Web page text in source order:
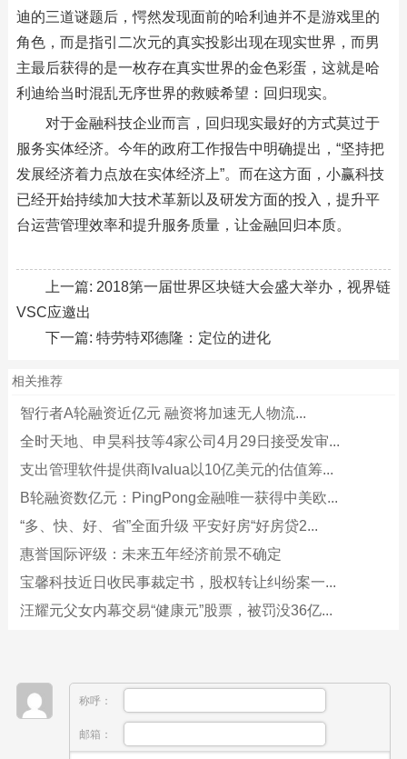
迪的三道谜题后，愕然发现面前的哈利迪并不是游戏里的
角色，而是指引二次元的真实投影出现在现实世界，而男
主最后获得的是一枚存在真实世界的金色彩蛋，这就是哈
利迪给当时混乱无序世界的救赎希望：回归现实。
对于金融科技企业而言，回归现实最好的方式莫过于
服务实体经济。今年的政府工作报告中明确提出，“坚持把
发展经济着力点放在实体经济上”。而在这方面，小赢科技
已经开始持续加大技术革新以及研发方面的投入，提升平
台运营管理效率和提升服务质量，让金融回归本质。
上一篇: 2018第一届世界区块链大会盛大举办，视界链
VSC应邀出
下一篇: 特劳特邓德隆：定位的进化
相关推荐
智行者A轮融资近亿元 融资将加速无人物流...
全时天地、申昊科技等4家公司4月29日接受发审...
支出管理软件提供商Ivalua以10亿美元的估值筹...
B轮融资数亿元：PingPong金融唯一获得中美欧...
“多、快、好、省”全面升级 平安好房“好房贷2...
惠誉国际评级：未来五年经济前景不确定
宝馨科技近日收民事裁定书，股权转让纠纷案一...
汪耀元父女内幕交易“健康元”股票，被罚没36亿...
称呼：
邮箱：